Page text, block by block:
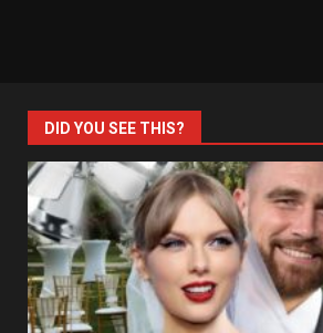
DID YOU SEE THIS?